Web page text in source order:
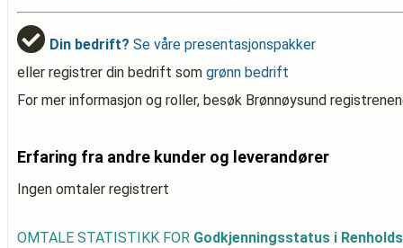
Din bedrift? Se våre presentasjonspakker
eller registrer din bedrift som grønn bedrift
For mer informasjon og roller, besøk Brønnøysund
Erfaring fra andre kunder og leverandører
Ingen omtaler registrert
OMTALE STATISTIKK FOR Godkjenningsstatus i